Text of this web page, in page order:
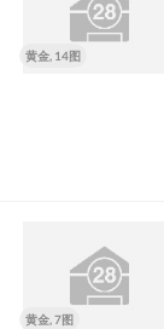
黄金, 14图
黄金, 7图